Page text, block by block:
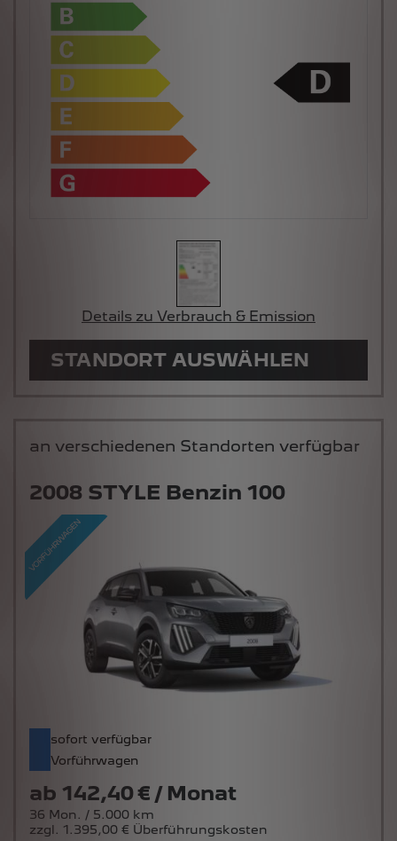
Details zu Verbrauch & Emission
STANDORT AUSWÄHLEN
2008 STYLE Benzin 100
sofort verfügbar
Vorführwagen
ab 142,40 € / Monat
36 Mon. / 5.000 km
zzgl. 1.395,00 € Überführungskosten
an verschiedenen Standorten verfügbar